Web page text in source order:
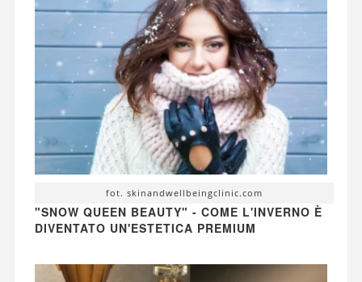
fot. skinandwellbeingclinic.com
"SNOW QUEEN BEAUTY" - COME L'INVERNO È
DIVENTATO UN'ESTETICA PREMIUM